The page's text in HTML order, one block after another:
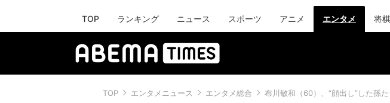
TOP ランキング ニュース スポーツ アニメ エンタメ 将棋
TOP エンタメニュース エンタメ総合 布川敏和（60）、“顔出し”した孫